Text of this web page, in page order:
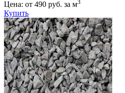
Цена: от 490 руб. за м3
Купить